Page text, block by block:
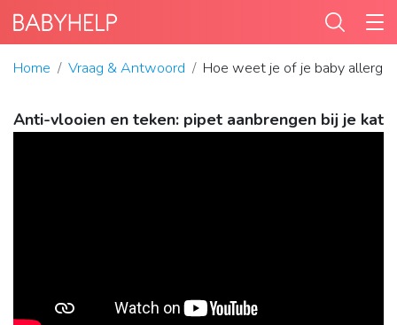
Home Vraag & Antwoord Hoe weet je of je baby
Anti-vlooien en teken: pipet aanbrengen bij je kat